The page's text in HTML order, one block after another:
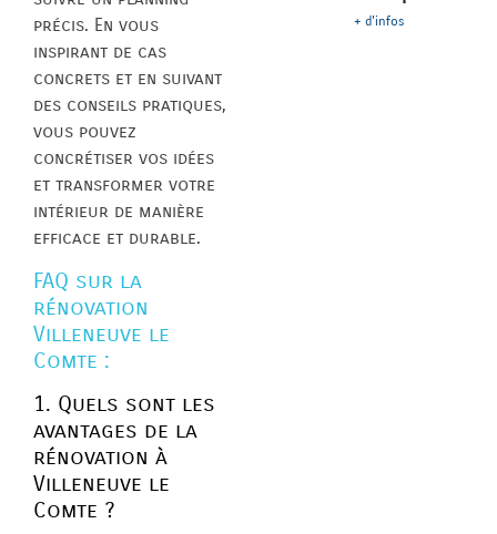
précis. En vous
inspirant de cas
concrets et en suivant
des conseils pratiques,
vous pouvez
concrétiser vos idées
et transformer votre
intérieur de manière
efficace et durable.
FAQ sur la
rénovation
Villeneuve le
Comte :
1. Quels sont les
avantages de la
rénovation à
Villeneuve le
Comte ?
+ d'infos